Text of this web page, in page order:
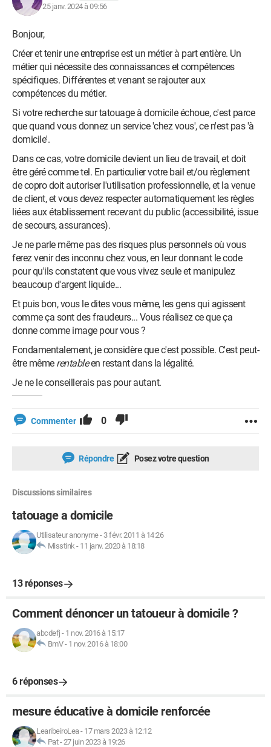
25 janv. 2024 à 09:56
Bonjour,
Créer et tenir une entreprise est un métier à part entière. Un
métier qui nécessite des connaissances et compétences
spécifiques. Différentes et venant se rajouter aux
compétences du métier.
Si votre recherche sur tatouage à domicile échoue, c'est parce
que quand vous donnez un service 'chez vous', ce n'est pas 'à
domicile'.
Dans ce cas, votre domicile devient un lieu de travail, et doit
être géré comme tel. En particulier votre bail et/ou règlement
de copro doit autoriser l'utilisation professionnelle, et la venue
de client, et vous devez respecter automatiquement les règles
liées aux établissement recevant du public (accessibilité, issue
de secours, assurances).
Je ne parle même pas des risques plus personnels où vous
ferez venir des inconnu chez vous, en leur donnant le code
pour qu'ils constatent que vous vivez seule et manipulez
beaucoup d'argent liquide...
Et puis bon, vous le dites vous même, les gens qui agissent
comme ça sont des fraudeurs... Vous réalisez ce que ça
donne comme image pour vous ?
Fondamentalement, je considère que c'est possible. C'est peut-
être même rentableen restant dans la légalité.
Je ne le conseillerais pas pour autant.
Commenter 0
Répondre Posez votre question
Discussions similaires
tatouage a domicile
Utilisateur anonyme- 3 févr. 2011 à 14:26
Misstink- 11 janv. 2020 à 18:18
13 réponses
Comment dénoncer un tatoueur à domicile ?
abcdefj - 1 nov. 2016 à 15:17
BmV- 1 nov. 2016 à 18:00
6 réponses
mesure éducative à domicile renforcée
LearibeiroLea- 17 mars 2023 à 12:12
Pat-27 juin 2023 à 19:26